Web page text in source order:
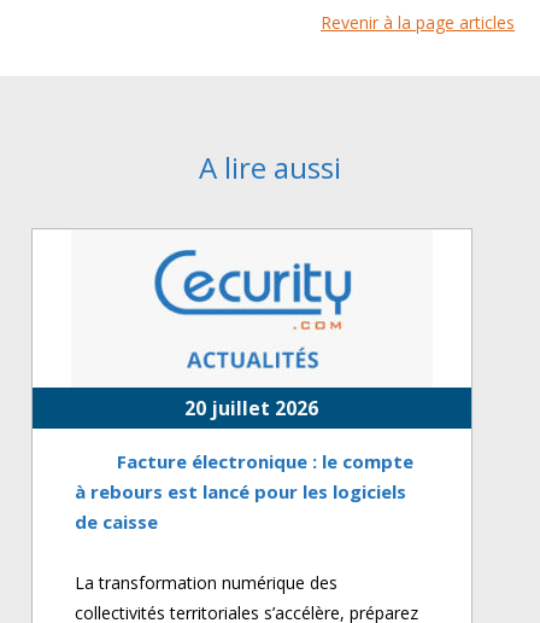
Revenir à la page articles
A lire aussi
20 juillet 2026
Facture électronique : le compte
à rebours est lancé pour les logiciels
de caisse
La transformation numérique des
collectivités territoriales s’accélère, préparez